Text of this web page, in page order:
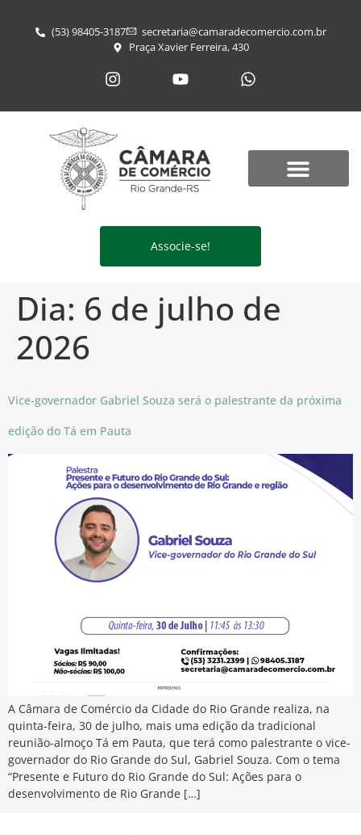
(53) 98405-3187
secretaria@​camaradecomercio.com.br
Praça Xavier Ferreira, 430
Associe-se!
Dia: 6 de julho de
2026
Vice-governador Gabriel Souza será o palestrante da próxima
edição do Tá em Pauta
A Câmara de Comércio da Cidade do Rio Grande realiza, na
quinta-feira, 30 de julho, mais uma edição da tradicional
reunião-almoço Tá em Pauta, que terá como palestrante o vice-
governador do Rio Grande do Sul, Gabriel Souza. Com o tema
“Presente e Futuro do Rio Grande do Sul: Ações para o
desenvolvimento de Rio Grande […]